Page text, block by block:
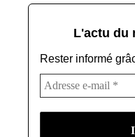
L'actu du
Rester informé